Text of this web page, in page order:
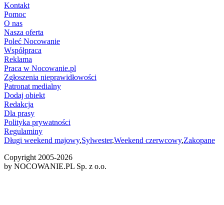
Kontakt
Pomoc
O nas
Nasza oferta
Poleć Nocowanie
Współpraca
Reklama
Praca w Nocowanie.pl
Zgłoszenia nieprawidłowości
Patronat medialny
Dodaj obiekt
Redakcja
Dla prasy
Polityka prywatności
Regulaminy
Długi weekend majowy,Sylwester,Weekend czerwcowy,Zakopane
Copyright 2005-2026
by NOCOWANIE.PL Sp. z o.o.